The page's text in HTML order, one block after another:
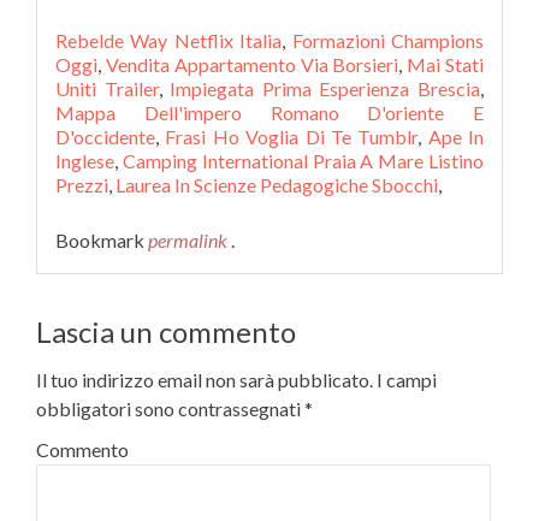
Rebelde Way Netflix Italia, Formazioni Champions
Oggi, Vendita Appartamento Via Borsieri, Mai Stati
Uniti Trailer, Impiegata Prima Esperienza Brescia,
Mappa Dell'impero Romano D'oriente E
D'occidente, Frasi Ho Voglia Di Te Tumblr, Ape In
Inglese, Camping International Praia A Mare Listino
Prezzi, Laurea In Scienze Pedagogiche Sbocchi,
Bookmark permalink .
Lascia un commento
Il tuo indirizzo email non sarà pubblicato. I campi
obbligatori sono contrassegnati*
Commento